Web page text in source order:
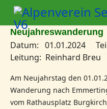
Neujahreswanderung
Datum: 01.01.2024
Leitung: Reinhard Breu
Am Neujahrstag den
Wanderung nach
vom Rathausplatz